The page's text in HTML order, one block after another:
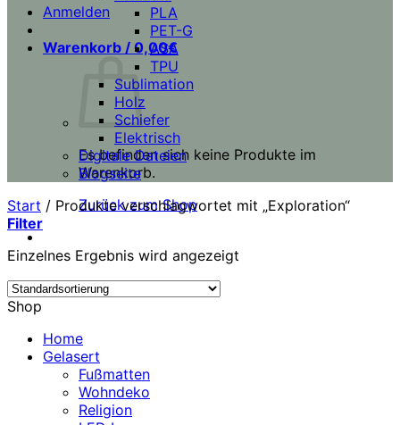
Anmelden
Warenkorb / 0,00€
Es befinden sich keine Produkte im
Warenkorb.
Zurück zum Shop
PLA
PET-G
ASA
TPU
Sublimation
Holz
Schiefer
Elektrisch
Digitale Dateien
Blogseite
Start / Produkte verschlagwortet mit „Exploration“
Filter
Einzelnes Ergebnis wird angezeigt
Shop
Home
Gelasert
Fußmatten
Wohndeko
Religion